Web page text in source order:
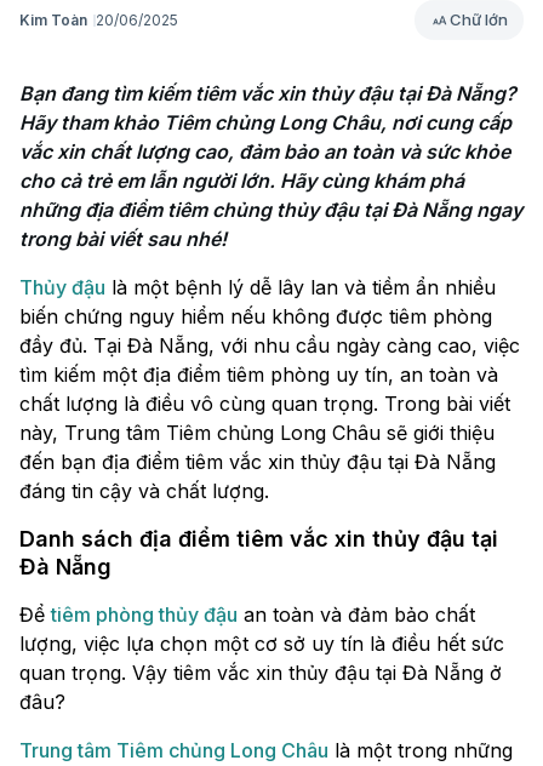
Kim Toàn 20/06/2025 Chữ lớn
Chữ lớn
Bạn đang tìm kiếm tiêm vắc xin thủy đậu tại Đà Nẵng?
Hãy tham khảo Tiêm chủng Long Châu, nơi cung cấp
vắc xin chất lượng cao, đảm bảo an toàn và sức khỏe
cho cả trẻ em lẫn người lớn. Hãy cùng khám phá
những địa điểm tiêm chủng thủy đậu tại Đà Nẵng ngay
trong bài viết sau nhé!
Thủy đậu là một bệnh lý dễ lây lan và tiềm ẩn nhiều
biến chứng nguy hiểm nếu không được tiêm phòng
đầy đủ. Tại Đà Nẵng, với nhu cầu ngày càng cao, việc
tìm kiếm một địa điểm tiêm phòng uy tín, an toàn và
chất lượng là điều vô cùng quan trọng. Trong bài viết
này, Trung tâm Tiêm chủng Long Châu sẽ giới thiệu
đến bạn địa điểm tiêm vắc xin thủy đậu tại Đà Nẵng
đáng tin cậy và chất lượng.
Danh sách địa điểm tiêm vắc xin thủy đậu tại
Đà Nẵng
Đểtiêm phòng thủy đậu an toàn và đảm bảo chất
lượng, việc lựa chọn một cơ sở uy tín là điều hết sức
quan trọng. Vậy tiêm vắc xin thủy đậu tại Đà Nẵng ở
đâu?
Trung tâm Tiêm chủng Long Châu là một trong những